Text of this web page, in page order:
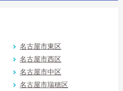
名古屋市東区
名古屋市西区
名古屋市中区
名古屋市瑞穂区